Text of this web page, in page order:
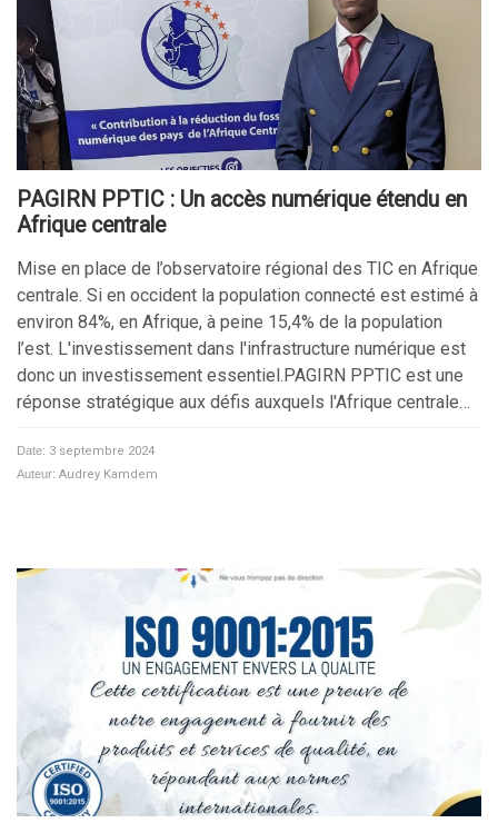
PAGIRN PPTIC : Un accès numérique étendu en
Afrique centrale
Mise en place de l’observatoire régional des TIC en Afrique
centrale. Si en occident la population connecté est estimé à
environ 84%, en Afrique, à peine 15,4% de la population
l’est. L'investissement dans l'infrastructure numérique est
donc un investissement essentiel.PAGIRN PPTIC est une
réponse stratégique aux défis auxquels l'Afrique centrale…
Date: 3 septembre 2024
Auteur: Audrey Kamdem